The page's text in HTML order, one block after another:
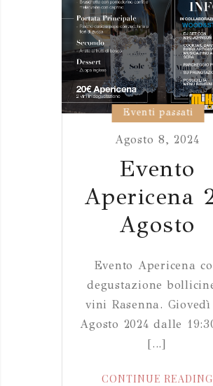
Eventi passati
Agosto 8, 2024
Evento
Apericena
Agosto
Evento Apericena
degustazione
vini Rasenna. Giovedì
Agosto 2024 dalle
[...]
CONTINUE READING